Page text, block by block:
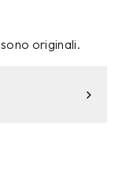
originali.